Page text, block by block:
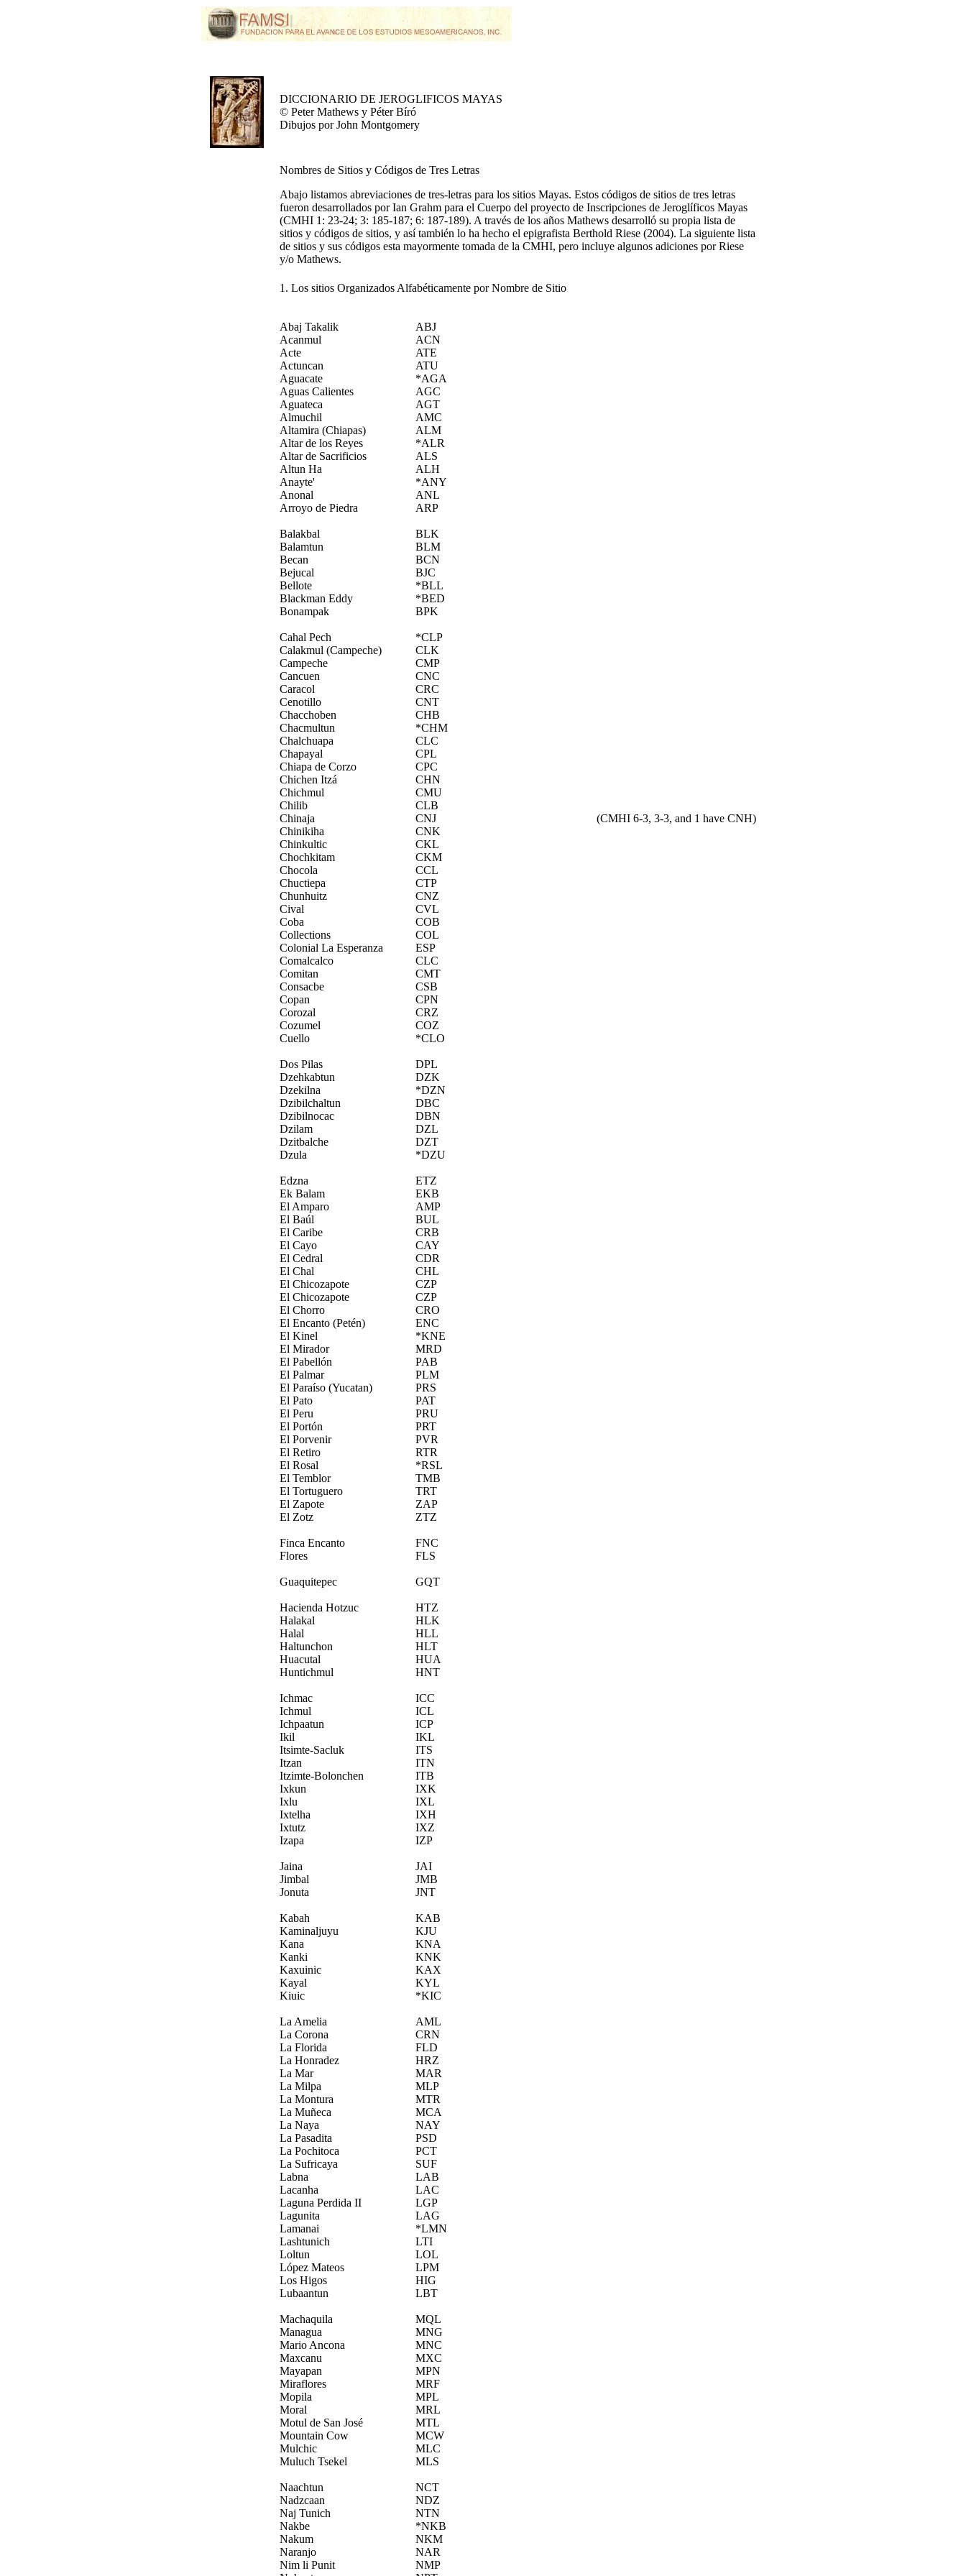
DICCIONARIO DE JEROGLIFICOS MAYAS
© Peter Mathews y Péter Bíró
Dibujos por John Montgomery
Nombres de Sitios y Códigos de Tres Letras
Abajo listamos abreviaciones de tres-letras para los sitios Mayas. Estos códigos de sitios de tres letras
fueron desarrollados por Ian Grahm para el Cuerpo del proyecto de Inscripciones de Jeroglíficos Mayas
(CMHI 1: 23-24; 3: 185-187; 6: 187-189). A través de los años Mathews desarrolló su propia lista de
sitios y códigos de sitios, y así también lo ha hecho el epigrafista Berthold Riese (2004). La siguiente lista
de sitios y sus códigos esta mayormente tomada de la CMHI, pero incluye algunos adiciones por Riese
y/o Mathews.
1. Los sitios Organizados Alfabéticamente por Nombre de Sitio
Abaj Takalik
ABJ
Acanmul
ACN
Acte
ATE
Actuncan
ATU
Aguacate
*AGA
Aguas Calientes
AGC
Aguateca
AGT
Almuchil
AMC
Altamira (Chiapas)
ALM
Altar de los Reyes
*ALR
Altar de Sacrificios
ALS
Altun Ha
ALH
Anayte'
*ANY
Anonal
ANL
Arroyo de Piedra
ARP
Balakbal
BLK
Balamtun
BLM
Becan
BCN
Bejucal
BJC
Bellote
*BLL
Blackman Eddy
*BED
Bonampak
BPK
Cahal Pech
*CLP
Calakmul (Campeche)
CLK
Campeche
CMP
Cancuen
CNC
Caracol
CRC
Cenotillo
CNT
Chacchoben
CHB
Chacmultun
*CHM
Chalchuapa
CLC
Chapayal
CPL
Chiapa de Corzo
CPC
Chichen Itzá
CHN
Chichmul
CMU
Chilib
CLB
Chinaja
CNJ
(CMHI 6-3, 3-3, and 1 have CNH)
Chinikiha
CNK
Chinkultic
CKL
Chochkitam
CKM
Chocola
CCL
Chuctiepa
CTP
Chunhuitz
CNZ
Cival
CVL
Coba
COB
Collections
COL
Colonial La Esperanza
ESP
Comalcalco
CLC
Comitan
CMT
Consacbe
CSB
Copan
CPN
Corozal
CRZ
Cozumel
COZ
Cuello
*CLO
Dos Pilas
DPL
Dzehkabtun
DZK
Dzekilna
*DZN
Dzibilchaltun
DBC
Dzibilnocac
DBN
Dzilam
DZL
Dzitbalche
DZT
Dzula
*DZU
Edzna
ETZ
Ek Balam
EKB
El Amparo
AMP
El Baúl
BUL
El Caribe
CRB
El Cayo
CAY
El Cedral
CDR
El Chal
CHL
El Chicozapote
CZP
El Chicozapote
CZP
El Chorro
CRO
El Encanto (Petén)
ENC
El Kinel
*KNE
El Mirador
MRD
El Pabellón
PAB
El Palmar
PLM
El Paraíso (Yucatan)
PRS
El Pato
PAT
El Peru
PRU
El Portón
PRT
El Porvenir
PVR
El Retiro
RTR
El Rosal
*RSL
El Temblor
TMB
El Tortuguero
TRT
El Zapote
ZAP
El Zotz
ZTZ
Finca Encanto
FNC
Flores
FLS
Guaquitepec GQT
Hacienda Hotzuc
HTZ
Halakal
HLK
Halal
HLL
Haltunchon
HLT
Huacutal
HUA
Huntichmul
HNT
Ichmac
ICC
Ichmul
ICL
Ichpaatun
ICP
Ikil
IKL
Itsimte-Sacluk
ITS
Itzan
ITN
Itzimte-Bolonchen
ITB
Ixkun
IXK
Ixlu
IXL
Ixtelha
IXH
Ixtutz
IXZ
Izapa
IZP
Jaina
JAI
Jimbal
JMB
Jonuta
JNT
Kabah
KAB
Kaminaljuyu
KJU
Kana
KNA
Kanki
KNK
Kaxuinic
KAX
Kayal
KYL
Kiuic
*KIC
La Amelia
AML
La Corona
CRN
La Florida
FLD
La Honradez
HRZ
La Mar
MAR
La Milpa
MLP
La Montura
MTR
La Muñeca
MCA
La Naya
NAY
La Pasadita
PSD
La Pochitoca
PCT
La Sufricaya
SUF
Labna
LAB
Lacanha
LAC
Laguna Perdida II
LGP
Lagunita
LAG
Lamanai
*LMN
Lashtunich
LTI
Loltun
LOL
López Mateos
LPM
Los Higos
HIG
Lubaantun
LBT
Machaquila
MQL
Managua
MNG
Mario Ancona
MNC
Maxcanu
MXC
Mayapan
MPN
Miraflores
MRF
Mopila
MPL
Moral
MRL
Motul de San José
MTL
Mountain Cow
MCW
Mulchic
MLC
Muluch Tsekel
MLS
Naachtun
NCT
Nadzcaan
NDZ
Naj Tunich
NTN
Nakbe
*NKB
Nakum
NKM
Naranjo
NAR
Nim li Punit
NMP